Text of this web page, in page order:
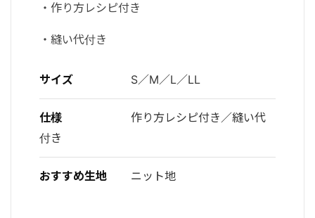
・作り方レシピ付き
・縫い代付き
サイズ S／M／L／LL
仕様
作り方レシピ付き／縫い代
付き
おすすめ生地 ニット地